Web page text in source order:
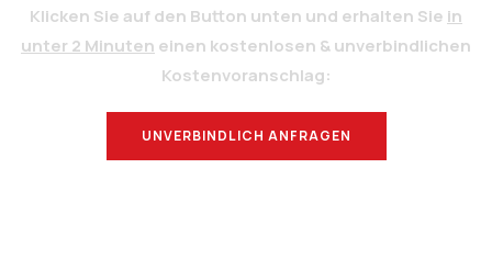
Klicken Sie auf den Button unten und erhalten Sie in
unter 2 Minuten einen kostenlosen & unverbindlichen
Kostenvoranschlag:
UNVERBINDLICH ANFRAGEN